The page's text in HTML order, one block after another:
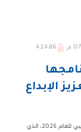
م 42486
الإبداع
أعلنت جمعية الثقافة والفنون بالدمام عن انطلاق برنامجها الصيفي التدريبي للعام 2025، الذي